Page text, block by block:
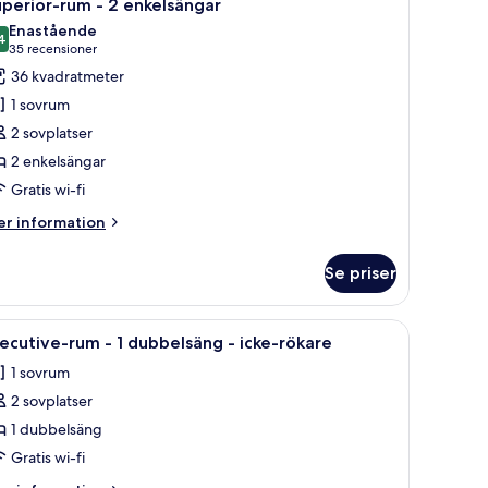
rum - 2 enkelsängar
av 10
Enastående
35 recensioner
(35 recensioner)
36 kvadratmeter
1 sovrum
2 sovplatser
2 enkelsängar
Gratis wi-fi
information
Se priser
en stol, en lampa och ett fönster med gardiner.Ett hotellrum med en säng, ett skrivbord,
3 rum - 1 dubbelsäng - icke-rökare
1 sovrum
2 sovplatser
1 dubbelsäng
Gratis wi-fi